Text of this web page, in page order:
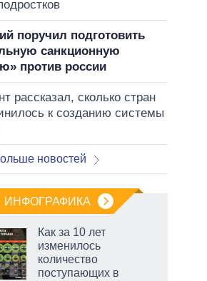
поручил подготовить
санкционную
против россии
рассказал, сколько стран
к созданию системы
новостей
ИНФОГРАФИКА
Как за 10 лет
изменилось
количество
поступающих в